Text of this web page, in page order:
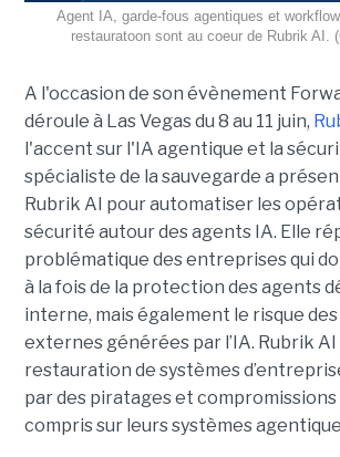
Agent IA, garde-fous agentiques et
restauratoon sont au coeur de Rubrik AI.
A l'occasion de son évènement
déroule à Las Vegas du 8 au 11 juin,
l'accent sur l'IA agentique et la
spécialiste de la sauvegarde a
Rubrik AI pour automatiser les
sécurité autour des agents IA. Elle
problématique des entreprises qui
à la fois de la protection des agents
interne, mais également le risque
externes générées par l’IA. Rubrik
restauration de systèmes
par des piratages et compromissions
compris sur leurs systèmes